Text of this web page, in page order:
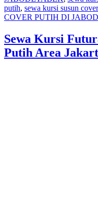
putih, sewa kursi susun
COVER PUTIH DI
Sewa Kursi
Putih Area